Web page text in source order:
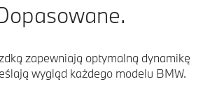
zapewniają optymalną dynamikę
wygląd każdego modelu BMW.